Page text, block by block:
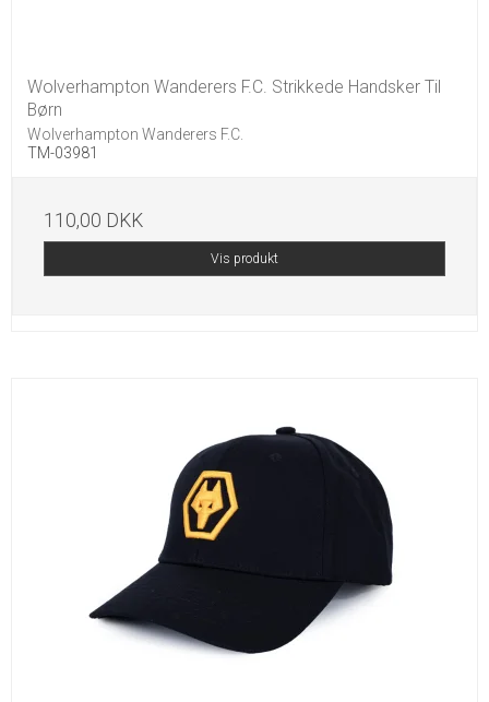
Wolverhampton Wanderers F.C. Strikkede Handsker Til
Børn
Wolverhampton Wanderers F.C.
TM-03981
110,00 DKK
Vis produkt